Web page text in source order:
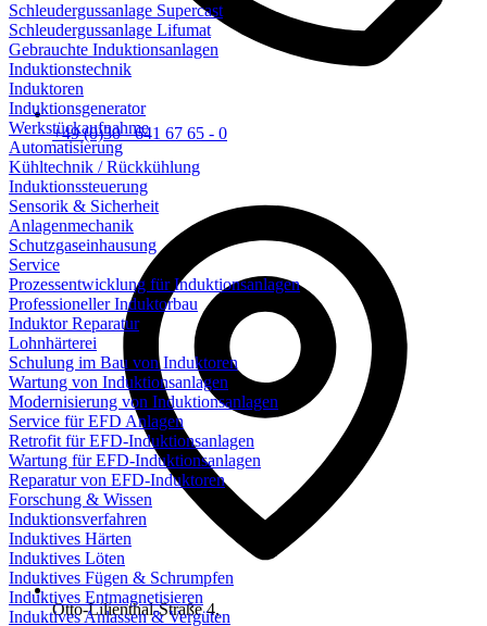
Schleudergussanlage Supercast
Schleudergussanlage Lifumat
Gebrauchte Induktionsanlagen
Induktionstechnik
Induktoren
Induktionsgenerator
Werkstückaufnahme
Automatisierung
Kühltechnik / Rückkühlung
Induktionssteuerung
Sensorik & Sicherheit
Anlagenmechanik
Schutzgaseinhausung
Service
Prozessentwicklung für Induktionsanlagen
Professioneller Induktorbau
Induktor Reparatur
Lohnhärterei
Schulung im Bau von Induktoren
Wartung von Induktionsanlagen
Modernisierung von Induktionsanlagen
Service für EFD Anlagen
Retrofit für EFD-Induktionsanlagen
Wartung für EFD-Induktionsanlagen
Reparatur von EFD-Induktoren
Forschung & Wissen
Induktionsverfahren
Induktives Härten
Induktives Löten
Induktives Fügen & Schrumpfen
Induktives Entmagnetisieren
Induktives Anlassen & Vergüten
+49 (0)30 - 641 67 65 - 0
Otto-Lilienthal-Straße 4,